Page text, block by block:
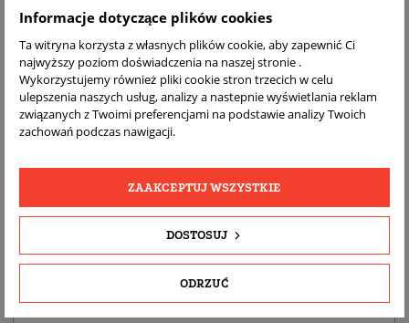
DARMOWA
WYSYŁKA
BEZPŁATNY
REALNE
SZCZEGÓŁY PRODUKTU
DOPASOWANIE
Informacje dotyczące plików cookies
Ta witryna korzysta z własnych plików cookie, aby zapewnić Ci
najwyższy poziom doświadczenia na naszej stronie .
Wykorzystujemy również pliki cookie stron trzecich w celu
ulepszenia naszych usług, analizy a nastepnie wyświetlania reklam
związanych z Twoimi preferencjami na podstawie analizy Twoich
zachowań podczas nawigacji.
ODRZUĆ
DOSTOSUJ
ZAAKCEPTUJ WSZYSTKIE